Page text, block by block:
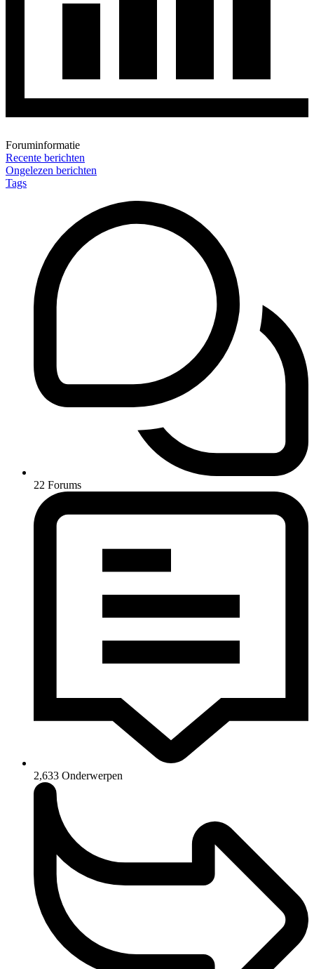
Foruminformatie
Recente berichten
Ongelezen berichten
Tags
22 Forums
2,633 Onderwerpen